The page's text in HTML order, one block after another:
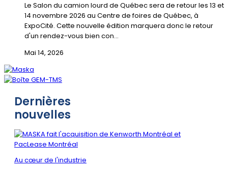
Le Salon du camion lourd de Québec sera de retour les 13 et
14 novembre 2026 au Centre de foires de Québec, à
ExpoCité. Cette nouvelle édition marquera donc le retour
d'un rendez-vous bien con...
Mai 14, 2026
Dernières
nouvelles
Au cœur de l'industrie